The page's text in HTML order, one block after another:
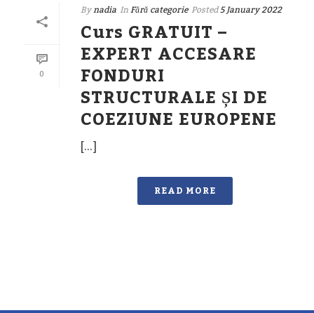
0
Bynadia InFără categorie Posted5 January 2022
Curs GRATUIT –
EXPERT ACCESARE
FONDURI
STRUCTURALE ȘI DE
COEZIUNE EUROPENE
[…]
READ MORE